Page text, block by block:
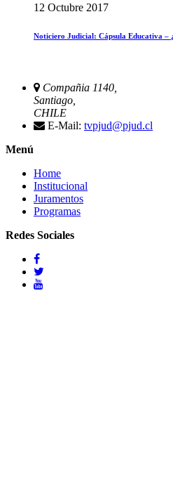
12 Octubre 2017
Noticiero Judicial: Cápsula Educativa –
Compañia 1140,
Santiago,
CHILE
E-Mail: tvpjud@pjud.cl
Menú
Home
Institucional
Juramentos
Programas
Redes Sociales